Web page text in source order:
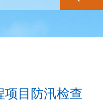
项目防汛检查